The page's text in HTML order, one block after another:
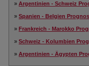
»Argentinien - Schweiz
»Spanien - Belgien
»Frankreich - Marokko
»Schweiz - Kolumbien
»Argentinien - Ägypten